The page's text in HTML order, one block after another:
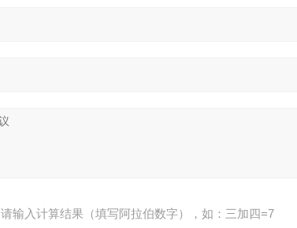
请输入计算结果（填写阿拉伯数字），如：三加四=7